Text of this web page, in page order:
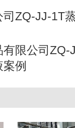
ZQ-JJ-1T
限公司ZQ-
例